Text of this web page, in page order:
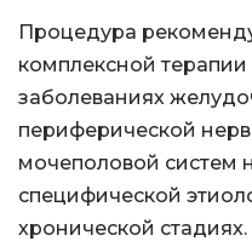
Процедура
комплексной
заболеваниях
периферической
мочеполовой систем
специфической
хронической стадиях.